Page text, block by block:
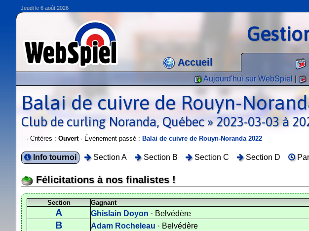
Jeudi le 6 août 2026
Accueil
Aujourd'hui sur WebSpiel
Balai de cuivre de Rouyn-
Club de curling Noranda, Québec » 2023-03-03 à
· Critères : Ouvert · Événement passé : Balai de cuivre de Rouyn-Noranda 2022
Info tournoi Section A Section B Section C Section D
Félicitations à nos finalistes !
Section Gagnant
A Ghislain Doyon · Belvédère
B Adam Rocheleau · Belvédère